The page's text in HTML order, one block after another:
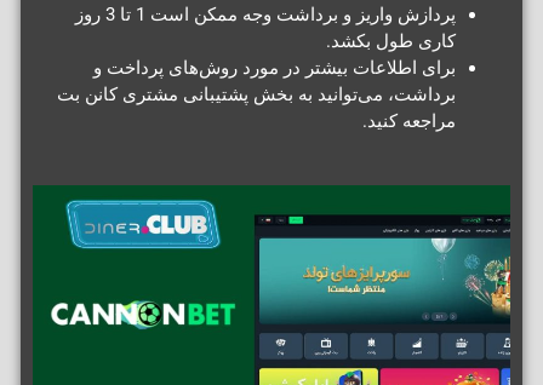
پردازش واریز و برداشت وجه ممکن است 1 تا 3 روز
کاری طول بکشد.
برای اطلاعات بیشتر در مورد روش‌های پرداخت و
برداشت، می‌توانید به بخش پشتیبانی مشتری کانن بت
مراجعه کنید.